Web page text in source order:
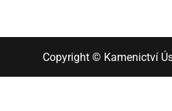
Copyright © Kamenictví